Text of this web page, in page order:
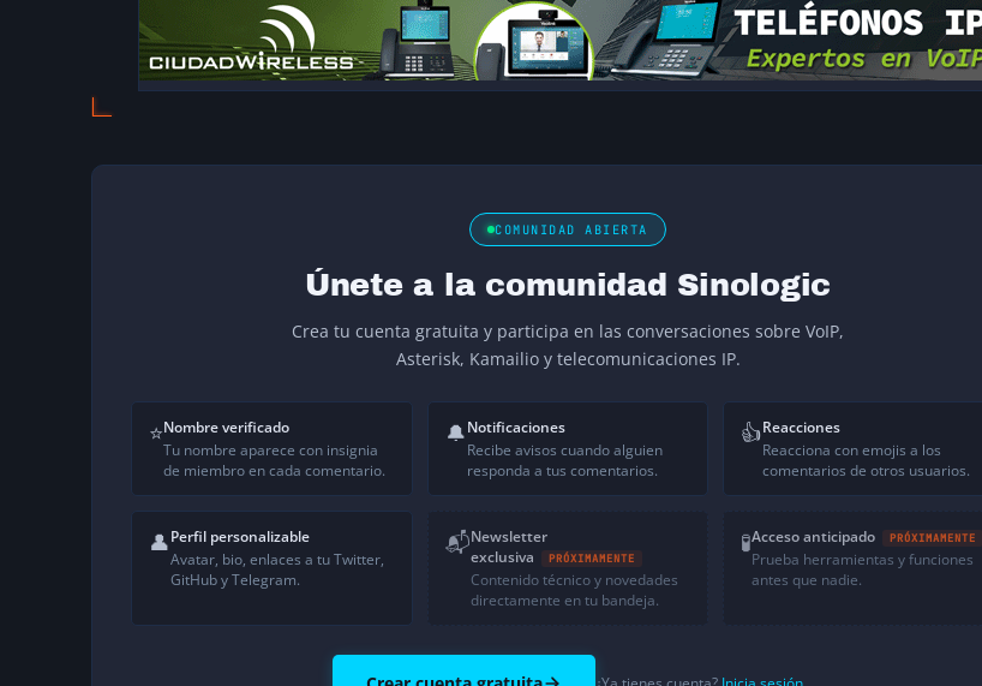
COMUNIDAD ABIERTA
Únete a la comunidad Sinologic
Crea tu cuenta gratuita y participa en las conversaciones sobre VoIP,
Asterisk, Kamailio y telecomunicaciones IP.
⭐Nombre verificado
Tu nombre aparece con insignia
de miembro en cada comentario.
🔔Notificaciones
Recibe avisos cuando alguien
responda a tus comentarios.
👍Reacciones
Reacciona con emojis a los
comentarios de otros usuarios.
👤Perfil personalizable
Avatar, bio, enlaces a tu Twitter,
GitHub y Telegram.
📬Newsletter
exclusiva
PRÓXIMAMENTE
Contenido técnico y novedades
directamente en tu bandeja.
🧪Acceso anticipado PRÓXIMAMENTE
Prueba herramientas y funciones
antes que nadie.